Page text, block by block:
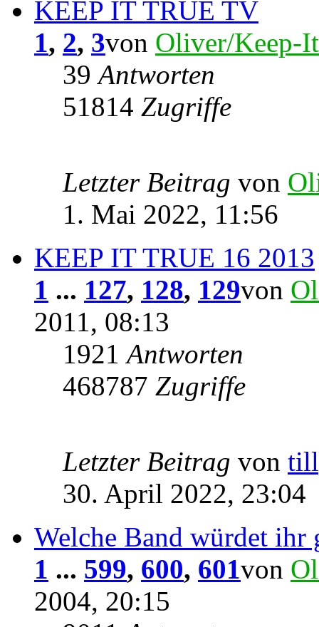
KEEP IT TRUE TV
1, 2, 3von Oliver/Keep-
39Antworten
51814 Zugriffe
Letzter Beitrag von
1. Mai 2022, 11:56
KEEP IT TRUE 16 2013
1 ... 127, 128, 129von
2011, 08:13
1921Antworten
468787 Zugriffe
Letzter Beitrag von
30. April 2022, 23:04
Welche Band würdet ihr
1 ... 599, 600, 601von
2004, 20:15